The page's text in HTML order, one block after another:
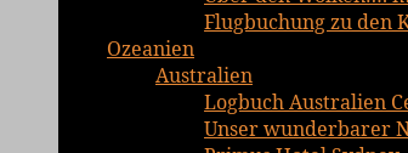
Flugbuchung zu den
Ozeanien
Australien
Logbuch Australien
Unser wunderbarer